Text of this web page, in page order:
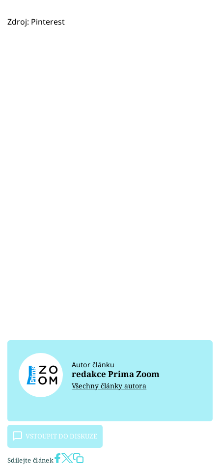
Zdroj: Pinterest
Autor článku
redakce Prima Zoom
Všechny články autora
VSTOUPIT DO DISKUZE
Sdílejte článek